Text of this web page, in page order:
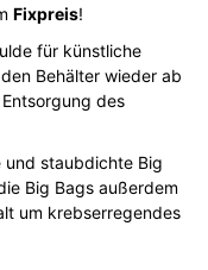
Fixpreis!
für künstliche
Behälter wieder ab
des
und staubdichte Big
Big Bags außerdem
um krebserregendes